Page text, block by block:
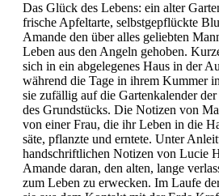
Das Glück des Lebens: ein alter
frische Apfeltarte, selbstgepflückte
Amande den über alles geliebten
Leben aus den Angeln gehoben.
sich in ein abgelegenes Haus in der
während die Tage in ihrem Kummer
sie zufällig auf die Gartenkalender
des Grundstücks. Die Notizen von
von einer Frau, die ihr Leben in die
säte, pflanzte und erntete. Unter
handschriftlichen Notizen von Lucie
Amande daran, den alten, lange
zum Leben zu erwecken. Im Laufe